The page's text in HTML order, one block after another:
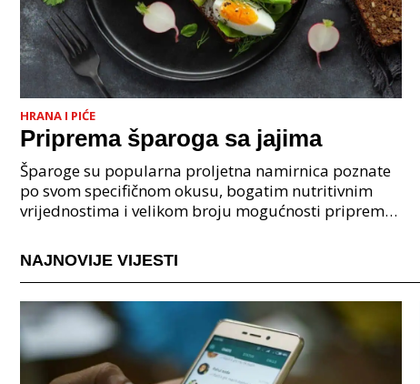
HRANA I PIĆE
Priprema šparoga sa jajima
Šparoge su popularna proljetna namirnica poznate
po svom specifičnom okusu, bogatim nutritivnim
vrijednostima i velikom broju mogućnosti pripreme.
NAJNOVIJE VIJESTI